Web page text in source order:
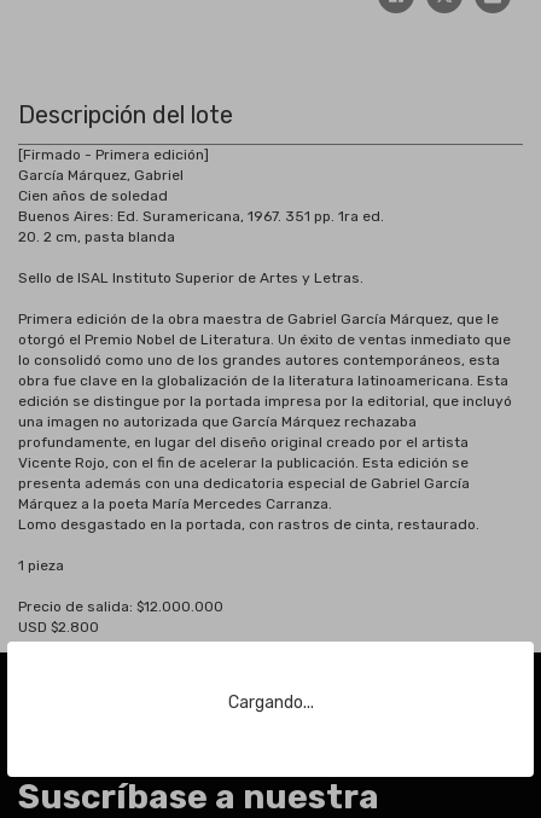
Cargando...
Descripción del lote
[Firmado - Primera edición]
García Márquez, Gabriel
Cien años de soledad
Buenos Aires: Ed. Suramericana, 1967. 351 pp. 1ra ed.
20. 2 cm, pasta blanda
Sello de ISAL Instituto Superior de Artes y Letras.
Primera edición de la obra maestra de Gabriel García Márquez, que le
otorgó el Premio Nobel de Literatura. Un éxito de ventas inmediato que
lo consolidó como uno de los grandes autores contemporáneos, esta
obra fue clave en la globalización de la literatura latinoamericana. Esta
edición se distingue por la portada impresa por la editorial, que incluyó
una imagen no autorizada que García Márquez rechazaba
profundamente, en lugar del diseño original creado por el artista
Vicente Rojo, con el fin de acelerar la publicación. Esta edición se
presenta además con una dedicatoria especial de Gabriel García
Márquez a la poeta María Mercedes Carranza.
Lomo desgastado en la portada, con rastros de cinta, restaurado.
1 pieza
Precio de salida: $12.000.000
USD $2.800
Suscríbase a nuestra